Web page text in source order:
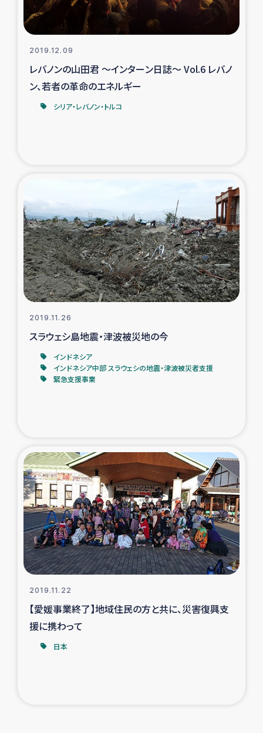
2019.12.09
レバノンの山田君 ～インターン日誌～ Vol.6 レバノ
ン、若者の革命のエネルギー
シリア・レバノン・トルコ
2019.11.26
スラウェシ島地震・津波被災地の今
インドネシア
インドネシア中部 スラウェシの地震・津波被災者支援
緊急支援事業
2019.11.22
【愛媛事業終了】地域住民の方と共に、災害復興支
援に携わって
日本